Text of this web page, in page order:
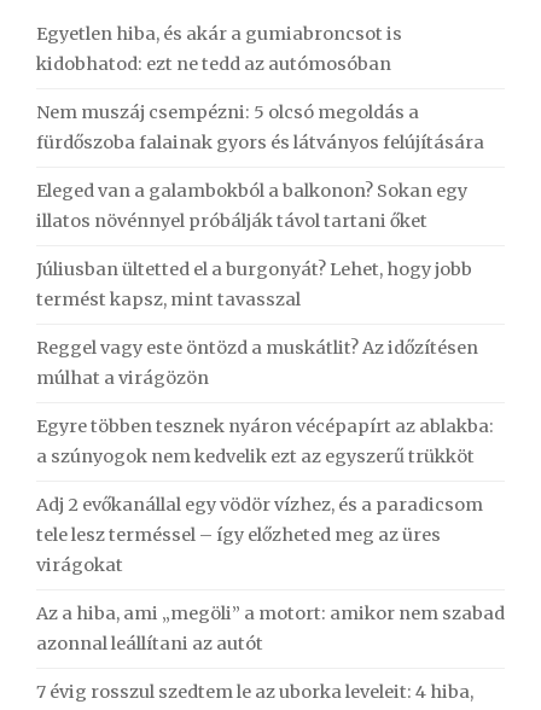
Egyetlen hiba, és akár a gumiabroncsot is
kidobhatod: ezt ne tedd az autómosóban
Nem muszáj csempézni: 5 olcsó megoldás a
fürdőszoba falainak gyors és látványos felújítására
Eleged van a galambokból a balkonon? Sokan egy
illatos növénnyel próbálják távol tartani őket
Júliusban ültetted el a burgonyát? Lehet, hogy jobb
termést kapsz, mint tavasszal
Reggel vagy este öntözd a muskátlit? Az időzítésen
múlhat a virágözön
Egyre többen tesznek nyáron vécépapírt az ablakba:
a szúnyogok nem kedvelik ezt az egyszerű trükköt
Adj 2 evőkanállal egy vödör vízhez, és a paradicsom
tele lesz terméssel – így előzheted meg az üres
virágokat
Az a hiba, ami „megöli” a motort: amikor nem szabad
azonnal leállítani az autót
7 évig rosszul szedtem le az uborka leveleit: 4 hiba,